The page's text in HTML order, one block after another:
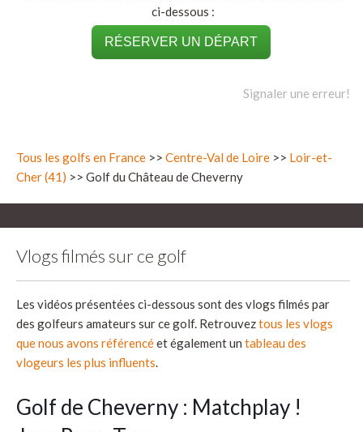
ci-dessous :
RÉSERVER UN DÉPART
Signaler une erreur!
Tous les golfs en France >> Centre-Val de Loire >> Loir-et-
Cher (41) >> Golf du Château de Cheverny
Vlogs filmés sur ce golf
Les vidéos présentées ci-dessous sont des vlogs filmés par
des golfeurs amateurs sur ce golf. Retrouveztous les vlogs
que nous avons référencéet également un tableau des
vlogeurs les plus influents.
Golf de Cheverny : Matchplay !